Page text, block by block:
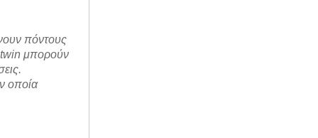
πόντους
μπορούν
οποία